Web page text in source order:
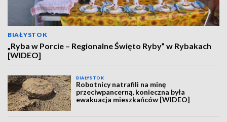
BIAŁYSTOK
„Ryba w Porcie – Regionalne Święto Ryby” w Rybakach
[WIDEO]
BIAŁYSTOK
Robotnicy natrafili na minę
przeciwpancerną, konieczna była
ewakuacja mieszkańców [WIDEO]